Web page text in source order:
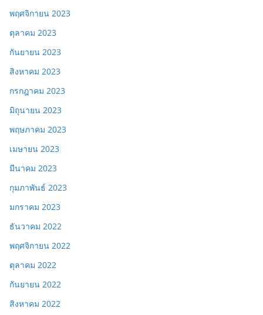
พฤศจิกายน 2023
ตุลาคม 2023
กันยายน 2023
สิงหาคม 2023
กรกฎาคม 2023
มิถุนายน 2023
พฤษภาคม 2023
เมษายน 2023
มีนาคม 2023
กุมภาพันธ์ 2023
มกราคม 2023
ธันวาคม 2022
พฤศจิกายน 2022
ตุลาคม 2022
กันยายน 2022
สิงหาคม 2022